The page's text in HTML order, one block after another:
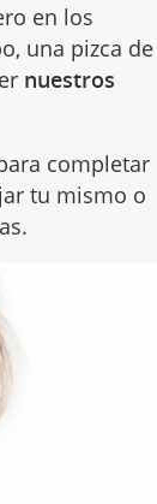
en los
una pizca de
nuestros
completar
tu mismo o